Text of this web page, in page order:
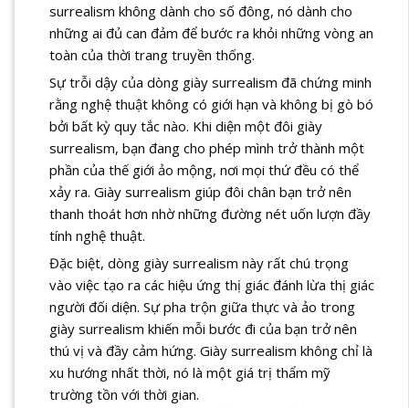
surrealism không dành cho số đông, nó dành cho
những ai đủ can đảm để bước ra khỏi những vòng an
toàn của thời trang truyền thống.
Sự trỗi dậy của dòng giày surrealism đã chứng minh
rằng nghệ thuật không có giới hạn và không bị gò bó
bởi bất kỳ quy tắc nào. Khi diện một đôi giày
surrealism, bạn đang cho phép mình trở thành một
phần của thế giới ảo mộng, nơi mọi thứ đều có thể
xảy ra. Giày surrealism giúp đôi chân bạn trở nên
thanh thoát hơn nhờ những đường nét uốn lượn đầy
tính nghệ thuật.
Đặc biệt, dòng giày surrealism này rất chú trọng
vào việc tạo ra các hiệu ứng thị giác đánh lừa thị giác
người đối diện. Sự pha trộn giữa thực và ảo trong
giày surrealism khiến mỗi bước đi của bạn trở nên
thú vị và đầy cảm hứng. Giày surrealism không chỉ là
xu hướng nhất thời, nó là một giá trị thẩm mỹ
trường tồn với thời gian.